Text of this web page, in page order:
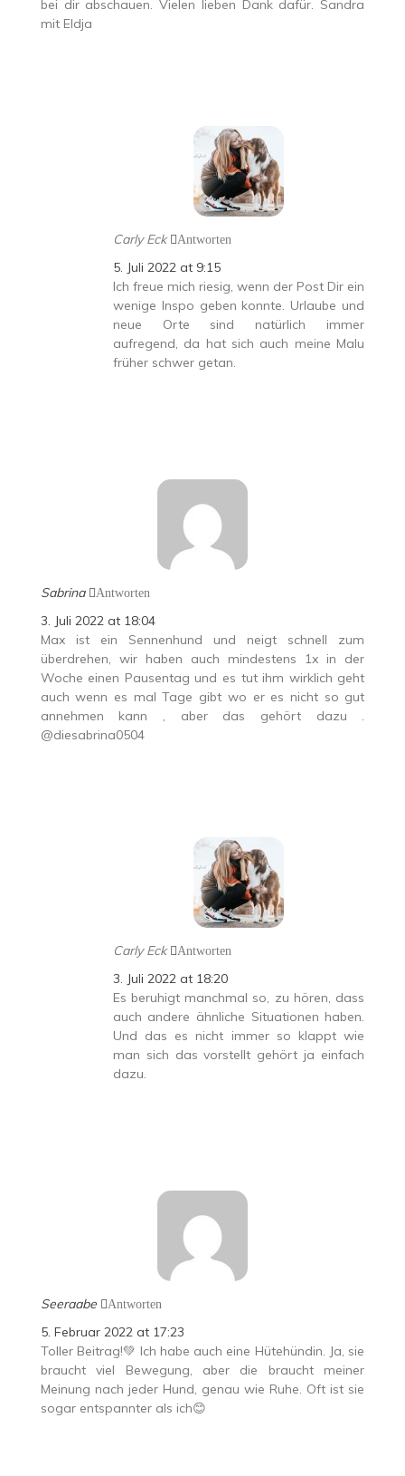
bei dir abschauen. Vielen lieben Dank dafür. Sandra
mit Eldja
Carly Eck Antworten
5. Juli 2022 at 9:15
Ich freue mich riesig, wenn der Post Dir ein
wenige Inspo geben konnte. Urlaube und
neue Orte sind natürlich immer
aufregend, da hat sich auch meine Malu
früher schwer getan.
Sabrina Antworten
3. Juli 2022 at 18:04
Max ist ein Sennenhund und neigt schnell zum
überdrehen, wir haben auch mindestens 1x in der
Woche einen Pausentag und es tut ihm wirklich geht
auch wenn es mal Tage gibt wo er es nicht so gut
annehmen kann , aber das gehört dazu .
@diesabrina0504
Carly Eck Antworten
3. Juli 2022 at 18:20
Es beruhigt manchmal so, zu hören, dass
auch andere ähnliche Situationen haben.
Und das es nicht immer so klappt wie
man sich das vorstellt gehört ja einfach
dazu.
Seeraabe Antworten
5. Februar 2022 at 17:23
Toller Beitrag!💚 Ich habe auch eine Hütehündin. Ja, sie
braucht viel Bewegung, aber die braucht meiner
Meinung nach jeder Hund, genau wie Ruhe. Oft ist sie
sogar entspannter als ich😊